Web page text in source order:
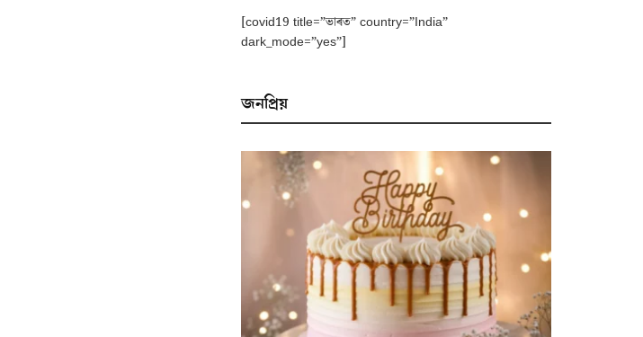
[covid19 title=”ভাৰত” country=”India”
dark_mode=”yes”]
জনপ্ৰিয়